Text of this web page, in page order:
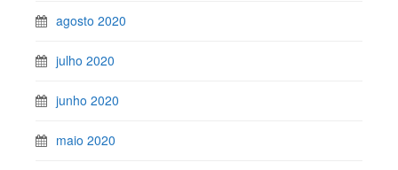
agosto 2020
julho 2020
junho 2020
maio 2020